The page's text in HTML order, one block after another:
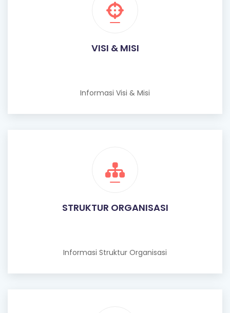
VISI & MISI
Informasi Visi & Misi
STRUKTUR ORGANISASI
Informasi Struktur Organisasi